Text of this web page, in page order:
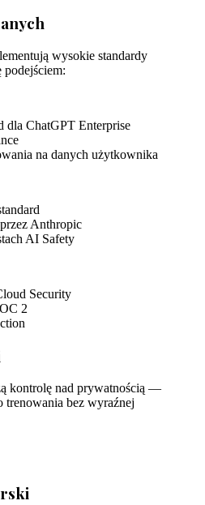
wysokie standardy
podejściem:
dla ChatGPT Enterprise
na danych użytkownika
Anthropic
AI Safety
Security
2
kontrolę nad prywatnością —
trenowania bez wyraźnej